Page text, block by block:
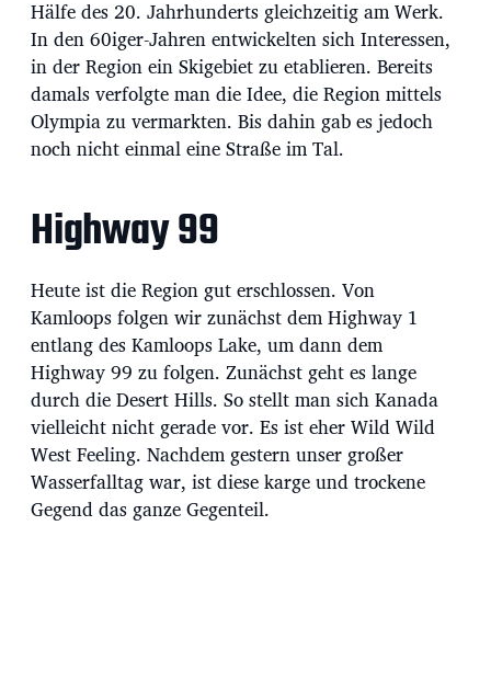
Hälfe des 20. Jahrhunderts gleichzeitig am Werk.
In den 60iger-Jahren entwickelten sich Interessen,
in der Region ein Skigebiet zu etablieren. Bereits
damals verfolgte man die Idee, die Region mittels
Olympia zu vermarkten. Bis dahin gab es jedoch
noch nicht einmal eine Straße im Tal.
Highway 99
Heute ist die Region gut erschlossen. Von
Kamloops folgen wir zunächst dem Highway 1
entlang des Kamloops Lake, um dann dem
Highway 99 zu folgen. Zunächst geht es lange
durch die Desert Hills. So stellt man sich Kanada
vielleicht nicht gerade vor. Es ist eher Wild Wild
West Feeling. Nachdem gestern unser großer
Wasserfalltag war, ist diese karge und trockene
Gegend das ganze Gegenteil.